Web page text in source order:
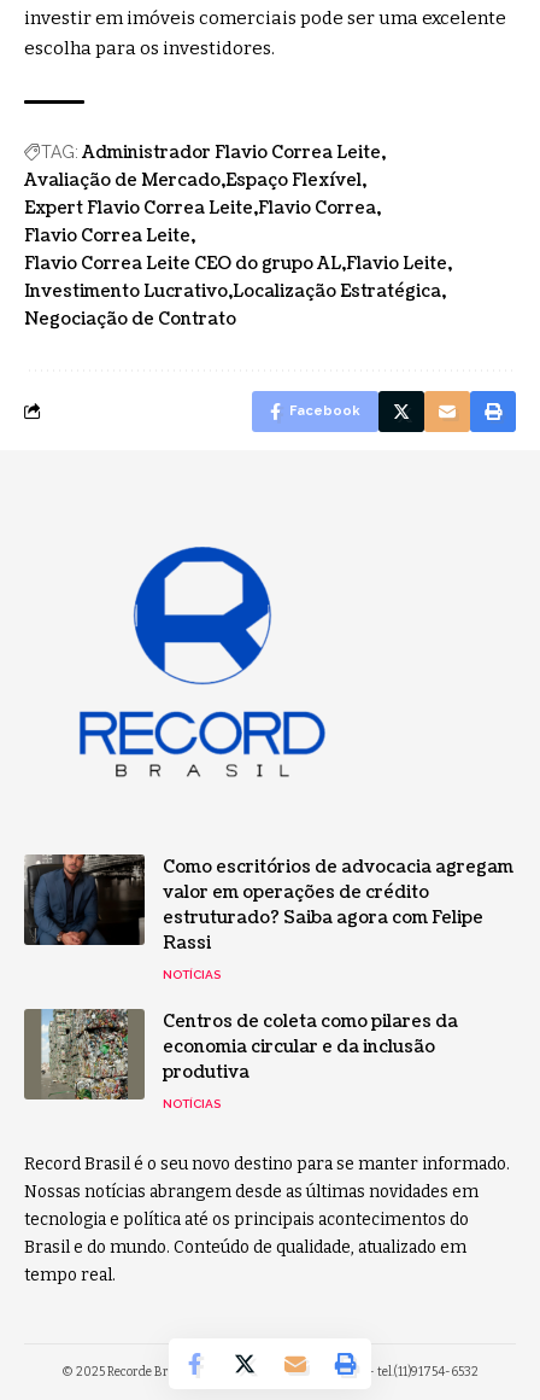
investir em imóveis comerciais pode ser uma excelente
escolha para os investidores.
TAG: Administrador Flavio Correa Leite
Avaliação de Mercado Espaço Flexível
Expert Flavio Correa Leite Flavio Correa
Flavio Correa Leite
Flavio Correa Leite CEO do grupo AL Flavio Leite
Investimento Lucrativo Localização Estratégica
Negociação de Contrato
Facebook
Como escritórios de advocacia agregam
valor em operações de crédito
estruturado? Saiba agora com Felipe
Rassi
NOTÍCIAS
Centros de coleta como pilares da
economia circular e da inclusão
produtiva
NOTÍCIAS
Record Brasil é o seu novo destino para se manter informado.
Nossas notícias abrangem desde as últimas novidades em
tecnologia e política até os principais acontecimentos do
Brasil e do mundo. Conteúdo de qualidade, atualizado em
tempo real.
© 2025 Recorde Brasil - contato@recordebrasil.com.br - tel.(11)91754-6532